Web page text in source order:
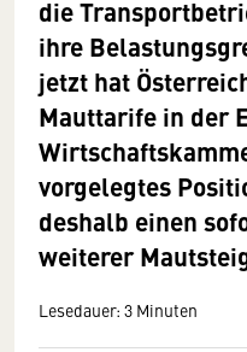
die
ihre
jetzt hat
Mauttarife in der
vorgelegtes
deshalb einen
weiterer
Lesedauer: 3 Minuten